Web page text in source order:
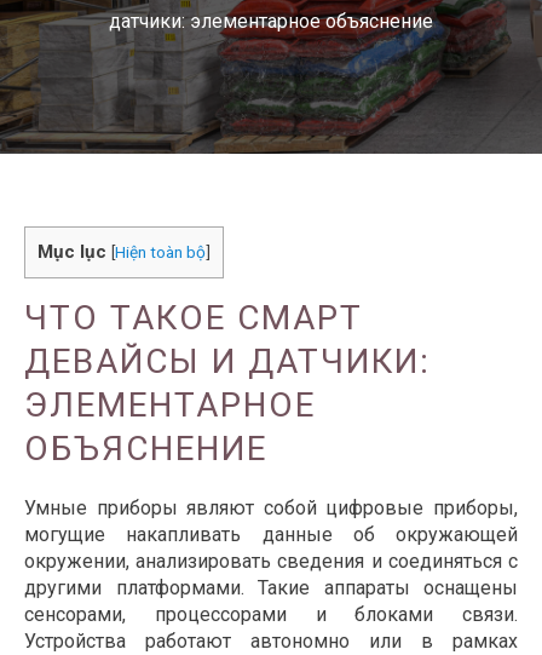
датчики: элементарное объяснение
Mục lục [Hiện toàn bộ]
ЧТО ТАКОЕ СМАРТ
ДЕВАЙСЫ И ДАТЧИКИ:
ЭЛЕМЕНТАРНОЕ
ОБЪЯСНЕНИЕ
Умные приборы являют собой цифровые приборы,
могущие накапливать данные об окружающей
окружении, анализировать сведения и соединяться с
другими платформами. Такие аппараты оснащены
сенсорами, процессорами и блоками связи.
Устройства работают автономно или в рамках